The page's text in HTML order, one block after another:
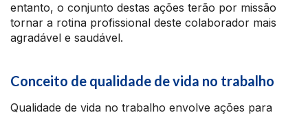
entanto, o conjunto destas ações terão por missão
tornar a rotina profissional deste colaborador mais
agradável e saudável.
Conceito de qualidade de vida no trabalho
Qualidade de vida no trabalho envolve ações para